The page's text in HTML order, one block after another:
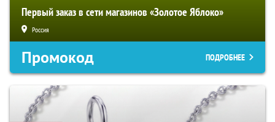
Первый заказ в сети магазинов «Золотое Яблоко»
Россия
Промокод ПОДРОБНЕЕ